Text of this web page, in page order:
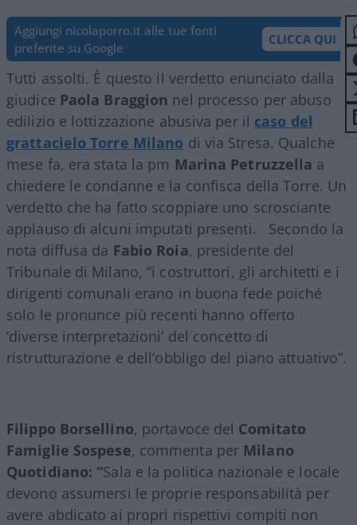
Aggiungi nicolaporro.it alle tue fonti
preferite su Google
CLICCA QUI
Tutti assolti. È questo il verdetto enunciato dalla
giudice Paola Braggion nel processo per abuso
edilizio e lottizzazione abusiva per il caso del
grattacielo Torre Milano di via Stresa. Qualche
mese fa, era stata la pm Marina Petruzzella a
chiedere le condanne e la confisca della Torre. Un
verdetto che ha fatto scoppiare uno scrosciante
applauso di alcuni imputati presenti. Secondo la
nota diffusa da Fabio Roia, presidente del
Tribunale di Milano, “i costruttori, gli architetti e i
dirigenti comunali erano in buona fede poiché
solo le pronunce più recenti hanno offerto
‘diverse interpretazioni’ del concetto di
ristrutturazione e dell’obbligo del piano attuativo”.
Filippo Borsellino, portavoce del Comitato
Famiglie Sospese, commenta per Milano
Quotidiano: “Sala e la politica nazionale e locale
devono assumersi le proprie responsabilità per
avere abdicato ai propri rispettivi compiti non